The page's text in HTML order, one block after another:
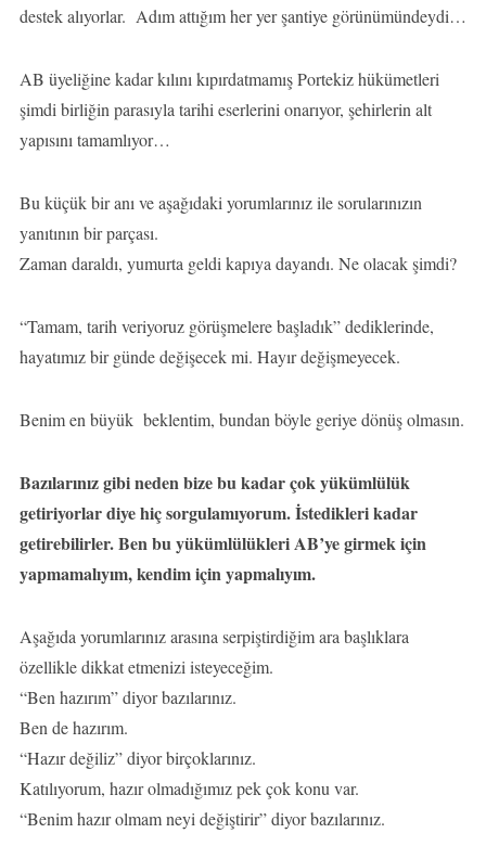
destek alıyorlar. Adım attığım her yer şantiye görünümündeydi…
AB üyeliğine kadar kılını kıpırdatmamış Portekiz hükümetleri
şimdi birliğin parasıyla tarihi eserlerini onarıyor, şehirlerin alt
yapısını tamamlıyor…
Bu küçük bir anı ve aşağıdaki yorumlarınız ile sorularınızın
yanıtının bir parçası.
Zaman daraldı, yumurta geldi kapıya dayandı. Ne olacak şimdi?
“Tamam, tarih veriyoruz görüşmelere başladık” dediklerinde,
hayatımız bir günde değişecek mi. Hayır değişmeyecek.
Benim en büyük beklentim, bundan böyle geriye dönüş olmasın.
Bazılarınız gibi neden bize bu kadar çok yükümlülük
getiriyorlar diye hiç sorgulamıyorum. İstedikleri kadar
getirebilirler. Ben bu yükümlülükleri AB’ye girmek için
yapmamalıyım, kendim için yapmalıyım.
Aşağıda yorumlarınız arasına serpiştirdiğim ara başlıklara
özellikle dikkat etmenizi isteyeceğim.
“Ben hazırım” diyor bazılarınız.
Ben de hazırım.
“Hazır değiliz” diyor birçoklarınız.
Katılıyorum, hazır olmadığımız pek çok konu var.
“Benim hazır olmam neyi değiştirir” diyor bazılarınız.